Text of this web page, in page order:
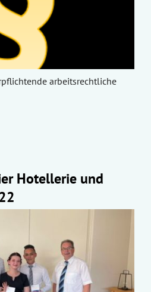
arbeitsrechtliche
Hotellerie und